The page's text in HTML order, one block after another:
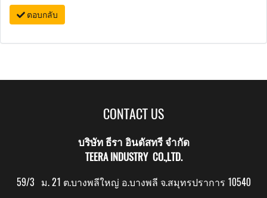
ตอบกลับ
CONTACT US
บริษัท ธีรา อินดัสทรี จำกัด
TEERA INDUSTRY CO.,LTD.
59/3 ม. 21 ต.บางพลีใหญ่ อ.บางพลี จ.สมุทรปราการ 10540